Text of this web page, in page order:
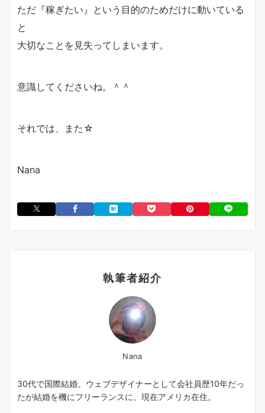
ただ『稼ぎたい』という目的のためだけに動いている
と
大切なことを見失ってしまいます。
意識してくださいね。＾＾
それでは、また☆
Nana
執筆者紹介
Nana
30代で国際結婚。ウェブデザイナーとして会社員歴10年だっ
たが結婚を機にフリーランスに。現在アメリカ在住。